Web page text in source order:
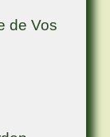
de Vos